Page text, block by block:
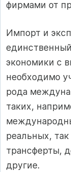
фирмами от
Импорт и
экономики с
необходимо
рода
таких,
реальных,
трансферты,
другие.